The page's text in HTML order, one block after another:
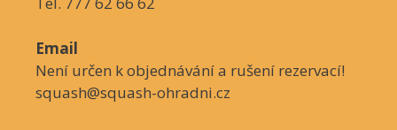
Email
Není určen k objednávání a rušení rezervací!
squash@squash-ohradni.cz